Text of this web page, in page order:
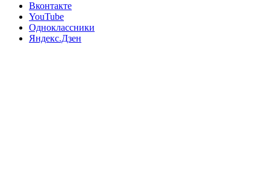
Вконтакте
YouTube
Одноклассники
Яндекс.Дзен